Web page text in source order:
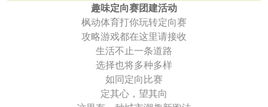
趣味定向赛团建活动
枫动体育打你玩转定向赛
攻略游戏都在这里请接收
生活不止一条道路
选择也将多种多样
如同定向比赛
定其心，望其向